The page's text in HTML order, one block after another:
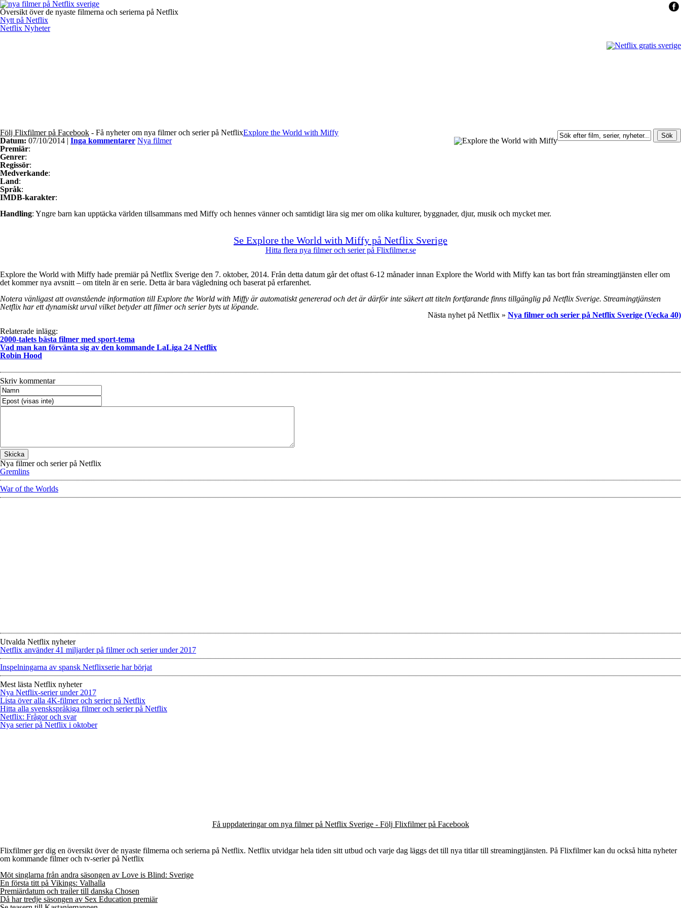
Översikt över de nyaste filmerna och serierna på Netflix
Nytt på Netflix
Netflix Nyheter
Följ Flixfilmer på Facebook - Få nyheter om nya filmer och serier på NetflixExplore the World with Miffy
Datum: 07/10/2014 | Inga kommentarer Nya filmer
Premiär:
Genrer:
Regissör:
Medverkande:
Land:
Språk:
IMDB-karakter:
Handling: Yngre barn kan upptäcka världen tillsammans med Miffy och hennes vänner och samtidigt lära sig mer om olika kulturer, byggnader, djur, musik och mycket mer.
Se Explore the World with Miffy på Netflix Sverige
Hitta flera nya filmer och serier på Flixfilmer.se
Explore the World with Miffy hade premiär på Netflix Sverige den 7. oktober, 2014. Från detta datum går det oftast 6-12 månader innan Explore the World with Miffy kan tas bort från streamingtjänsten eller om
det kommer nya avsnitt – om titeln är en serie. Detta är bara vägledning och baserat på erfarenhet.
Notera vänligast att ovanstående information till Explore the World with Miffy är automatiskt genererad och det är därför inte säkert att titeln fortfarande finns tillgänglig på Netflix Sverige. Streamingtjänsten
Netflix har ett dynamiskt urval vilket betyder att filmer och serier byts ut löpande.
Nästa nyhet på Netflix » Nya filmer och serier på Netflix Sverige (Vecka 40)
Relaterade inlägg:
2000-talets bästa filmer med sport-tema
Vad man kan förvänta sig av den kommande LaLiga 24 Netflix
Robin Hood
Skriv kommentar
Nya filmer och serier på Netflix
Gremlins
War of the Worlds
Utvalda Netflix nyheter
Netflix använder 41 miljarder på filmer och serier under 2017
Inspelningarna av spansk Netflixserie har börjat
Mest lästa Netflix nyheter
Nya Netflix-serier under 2017
Lista över alla 4K-filmer och serier på Netflix
Hitta alla svenskspråkiga filmer och serier på Netflix
Netflix: Frågor och svar
Nya serier på Netflix i oktober
Få uppdateringar om nya filmer på Netflix Sverige - Följ Flixfilmer på Facebook
Flixfilmer ger dig en översikt över de nyaste filmerna och serierna på Netflix. Netflix utvidgar hela tiden sitt utbud och varje dag läggs det till nya titlar till streamingtjänsten. På Flixfilmer kan du också hitta nyheter
om kommande filmer och tv-serier på Netflix
Möt singlarna från andra säsongen av Love is Blind: Sverige
En första titt på Vikings: Valhalla
Premiärdatum och trailer till danska Chosen
Då har tredje säsongen av Sex Education premiär